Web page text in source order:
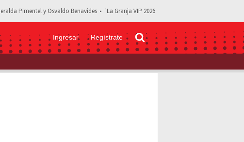
Pimentel y Osvaldo Benavides 'La Granja VIP 2026
Ingresar Regístrate
4 señales de que probablemente tuviste covid-19 y no lo notaste